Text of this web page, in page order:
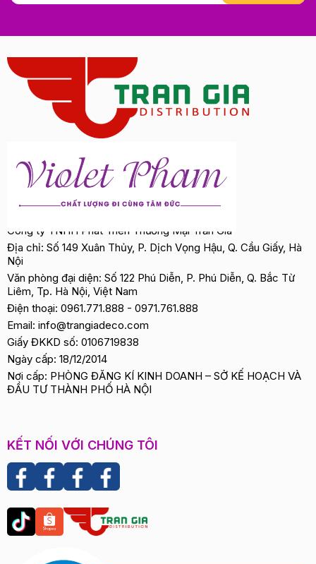
Công ty TNHH Phát Triển Thương Mại Trần Gia
Địa chỉ: Số 149 Xuân Thủy, P. Dịch Vọng Hậu, Q. Cầu Giấy, Hà
Nội
Văn phòng đại diện: Số 122 Phú Diễn, P. Phú Diễn, Q. Bắc Từ
Liêm, Tp. Hà Nội, Việt Nam
Điện thoại: 0961.771.888 - 0971.761.888
Email: info@trangiadeco.com
Giấy ĐKKD số: 0106719838
Ngày cấp: 18/12/2014
Nơi cấp: PHÒNG ĐĂNG KÍ KINH DOANH – SỞ KẾ HOẠCH VÀ
ĐẦU TƯ THÀNH PHỐ HÀ NỘI
KẾT NỐI VỚI CHÚNG TÔI